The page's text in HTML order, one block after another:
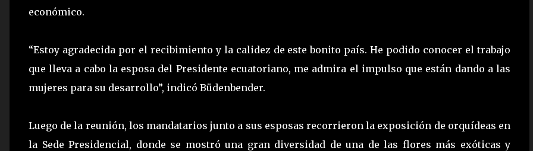
económico.
“Estoy agradecida por el recibimiento y la calidez de este bonito país. He podido conocer el trabajo
que lleva a cabo la esposa del Presidente ecuatoriano, me admira el impulso que están dando a las
mujeres para su desarrollo”, indicó Büdenbender.
Luego de la reunión, los mandatarios junto a sus esposas recorrieron la exposición de orquídeas en
la Sede Presidencial, donde se mostró una gran diversidad de una de las flores más exóticas y